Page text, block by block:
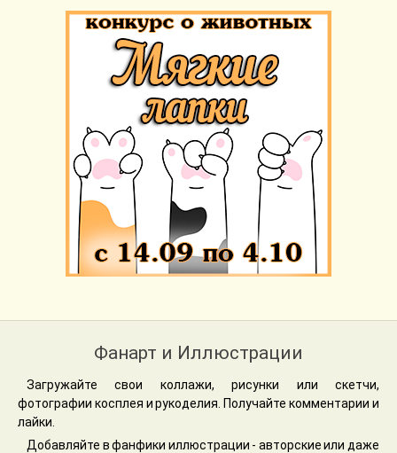
Фанарт и Иллюстрации
Загружайте свои коллажи, рисунки или скетчи,
фотографии косплея и рукоделия. Получайте комментарии и
лайки.
Добавляйте в фанфики иллюстрации - авторские или даже